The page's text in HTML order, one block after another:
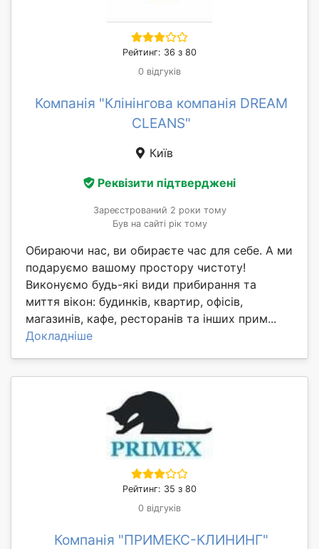
Рейтинг: 36 з 80
0 відгуків
Компанія "Клінінгова компанія DREAM
CLEANS"
Київ
Реквізити підтверджені
Зареєстрований 2 роки тому
Був на сайті рік тому
Обираючи нас, ви обираєте час для себе. А ми
подаруємо вашому простору чистоту!
Виконуємо будь-які види прибирання та
миття вікон: будинків, квартир, офісів,
магазинів, кафе, ресторанів та інших прим...
Докладніше
Рейтинг: 35 з 80
0 відгуків
Компанія "ПРИМЕКС-КЛИНИНГ"